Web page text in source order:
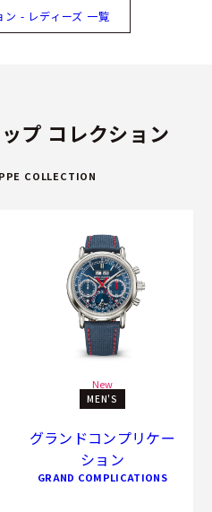
ン - レディーズ 一覧
プ コレクション
COLLECTION
New
MEN'S
グランドコンプリケー
ション
GRAND COMPLICATIONS